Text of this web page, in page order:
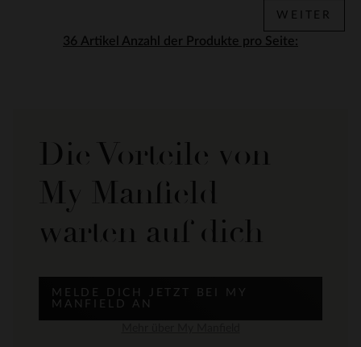
Anzahl der Produkte pro Seite:
WEITER
Die Vorteile von
My Manfield
warten auf dich
MELDE DICH JETZT BEI MY
MANFIELD AN